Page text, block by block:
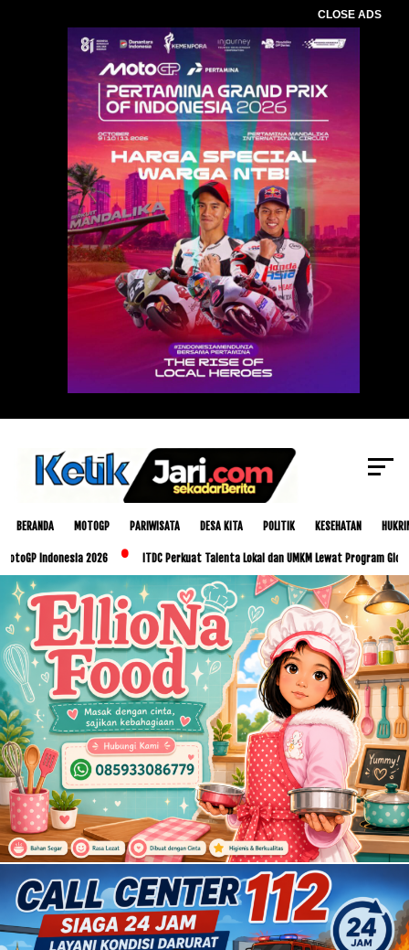
CLOSE ADS
BERANDA MOTOGP PARIWISATA DESA KITA POLITIK KESEHATAN
2026 ITDC Perkuat Talenta Lokal dan UMKM Lewat Program Glorious Golo